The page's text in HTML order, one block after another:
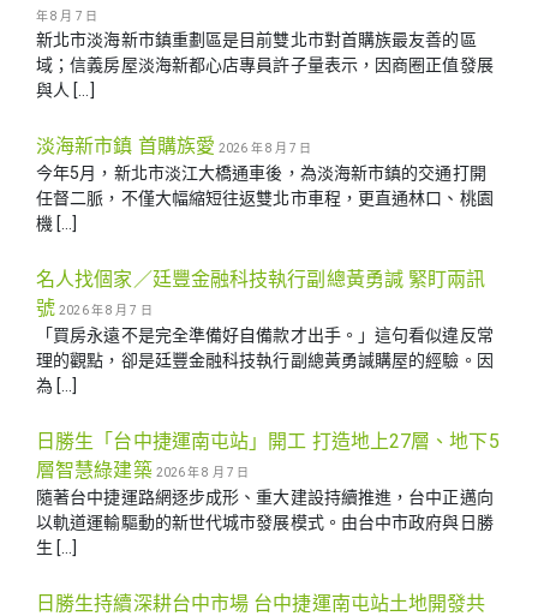
年 8 月 7 日
新北市淡海新市鎮重劃區是目前雙北市對首購族最友善的區
域；信義房屋淡海新都心店專員許子量表示，因商圈正值發展
與人 […]
淡海新市鎮 首購族愛 2026 年 8 月 7 日
今年5月，新北市淡江大橋通車後，為淡海新市鎮的交通打開
任督二脈，不僅大幅縮短往返雙北市車程，更直通林口、桃園
機 […]
名人找個家／廷豐金融科技執行副總黃勇諴 緊盯兩訊
號 2026 年 8 月 7 日
「買房永遠不是完全準備好自備款才出手。」這句看似違反常
理的觀點，卻是廷豐金融科技執行副總黃勇諴購屋的經驗。因
為 […]
日勝生「台中捷運南屯站」開工 打造地上27層、地下5
層智慧綠建築 2026 年 8 月 7 日
隨著台中捷運路網逐步成形、重大建設持續推進，台中正邁向
以軌道運輸驅動的新世代城市發展模式。由台中市政府與日勝
生 […]
日勝生持續深耕台中市場 台中捷運南屯站土地開發共